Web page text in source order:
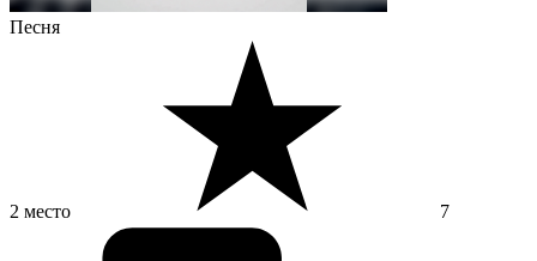
Песня
2 место 7